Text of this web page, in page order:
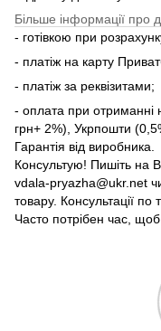
Більше інформації про
- готівкою при
- платіж на карту
- платіж за реквізитами;
- оплата при отриманні
грн+ 2%), Укрпошти
Гарантія від виробника.
Консультую! Пишіть на
vdala-pryazha@ukr.net
товару. Консультації
Часто потрібен час, щоб